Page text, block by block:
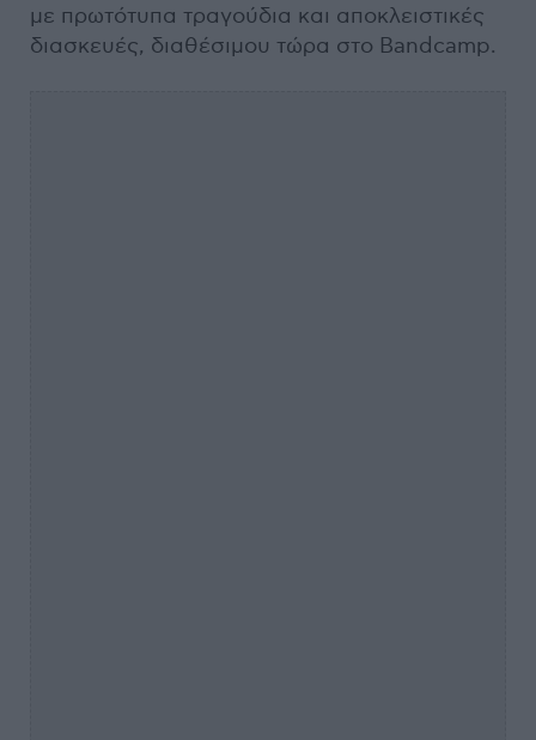
με πρωτότυπα τραγούδια και αποκλειστικές
διασκευές, διαθέσιμου τώρα στο Bandcamp.